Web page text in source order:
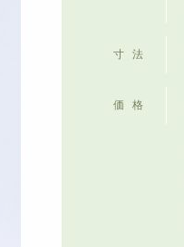
寸法
価格